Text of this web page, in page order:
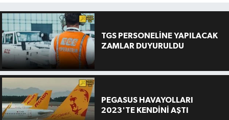
TGS PERSONELİNE YAPILACAK
ZAMLAR DUYURULDU
PEGASUS HAVAYOLLARI
2023'TE KENDİNİ AŞTI